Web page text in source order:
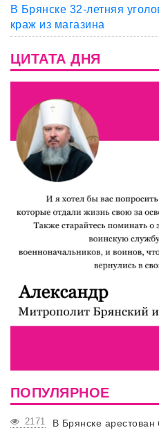
В Брянске 32-летняя
краж из магазина
ЦИТАТА ДНЯ
ПОПУЛЯРНОЕ
2171 В Брянске